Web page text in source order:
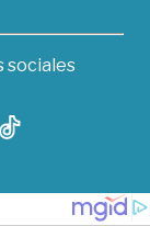
sociales